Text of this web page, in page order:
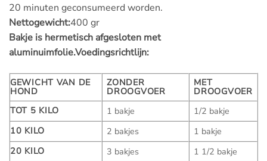
20 minuten geconsumeerd worden.
Nettogewicht:400 gr
Bakje is hermetisch afgesloten met
aluminuimfolie.Voedingsrichtlijn:
GEWICHT VAN DE
HOND
ZONDER
DROOGVOER
MET
DROOGVOER
TOT 5 KILO
1 bakje
1/2 bakje
10 KILO
2 bakjes
1 bakje
20 KILO
3 bakjes
1 1/2 bakje